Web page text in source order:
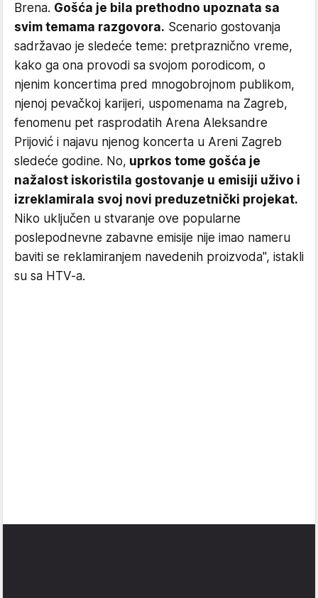
Brena. Gošća je bila prethodno upoznata sa
svim temama razgovora. Scenario gostovanja
sadržavao je sledeće teme: pretpraznično vreme,
kako ga ona provodi sa svojom porodicom, o
njenim koncertima pred mnogobrojnom publikom,
njenoj pevačkoj karijeri, uspomenama na Zagreb,
fenomenu pet rasprodatih Arena Aleksandre
Prijović i najavu njenog koncerta u Areni Zagreb
sledeće godine. No, uprkos tome gošća je
nažalost iskoristila gostovanje u emisiji uživo i
izreklamirala svoj novi preduzetnički projekat.
Niko uključen u stvaranje ove popularne
poslepodnevne zabavne emisije nije imao nameru
baviti se reklamiranjem navedenih proizvoda", istakli
su sa HTV-a.